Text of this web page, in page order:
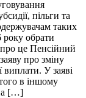
пільги та
таких
року обрати
це Пенсійний
про зміну
виплати. У заяві
в іншому
[…]